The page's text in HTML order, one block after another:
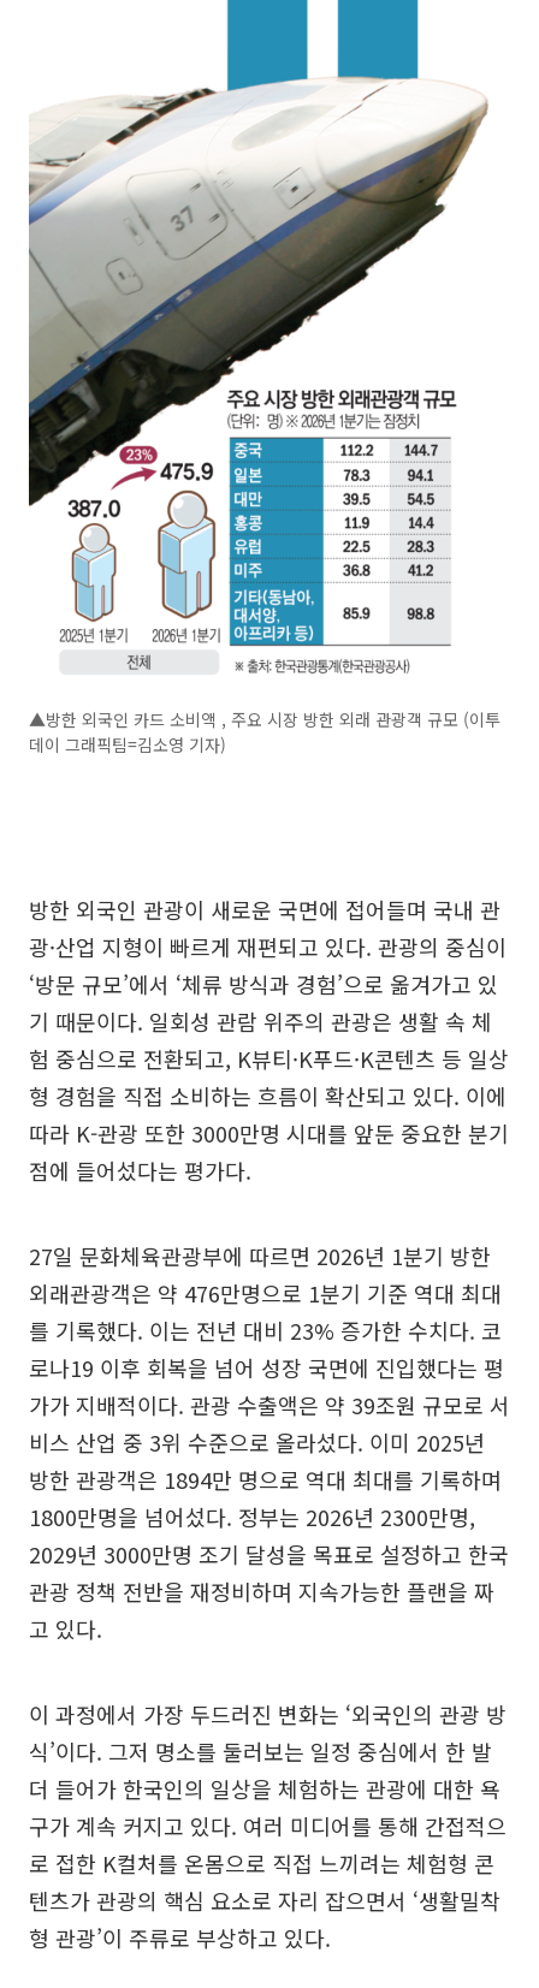
▲방한 외국인 카드 소비액 , 주요 시장 방한 외래 관광객 규모 (이투
데이 그래픽팀=김소영 기자)
방한 외국인 관광이 새로운 국면에 접어들며 국내 관
광·산업 지형이 빠르게 재편되고 있다. 관광의 중심이
‘방문 규모’에서 ‘체류 방식과 경험’으로 옮겨가고 있
기 때문이다. 일회성 관람 위주의 관광은 생활 속 체
험 중심으로 전환되고, K뷰티·K푸드·K콘텐츠 등 일상
형 경험을 직접 소비하는 흐름이 확산되고 있다. 이에
따라 K-관광 또한 3000만명 시대를 앞둔 중요한 분기
점에 들어섰다는 평가다.
27일 문화체육관광부에 따르면 2026년 1분기 방한
외래관광객은 약 476만명으로 1분기 기준 역대 최대
를 기록했다. 이는 전년 대비 23% 증가한 수치다. 코
로나19 이후 회복을 넘어 성장 국면에 진입했다는 평
가가 지배적이다. 관광 수출액은 약 39조원 규모로 서
비스 산업 중 3위 수준으로 올라섰다. 이미 2025년
방한 관광객은 1894만 명으로 역대 최대를 기록하며
1800만명을 넘어섰다. 정부는 2026년 2300만명,
2029년 3000만명 조기 달성을 목표로 설정하고 한국
관광 정책 전반을 재정비하며 지속가능한 플랜을 짜
고 있다.
이 과정에서 가장 두드러진 변화는 ‘외국인의 관광 방
식’이다. 그저 명소를 둘러보는 일정 중심에서 한 발
더 들어가 한국인의 일상을 체험하는 관광에 대한 욕
구가 계속 커지고 있다. 여러 미디어를 통해 간접적으
로 접한 K컬처를 온몸으로 직접 느끼려는 체험형 콘
텐츠가 관광의 핵심 요소로 자리 잡으면서 ‘생활밀착
형 관광’이 주류로 부상하고 있다.